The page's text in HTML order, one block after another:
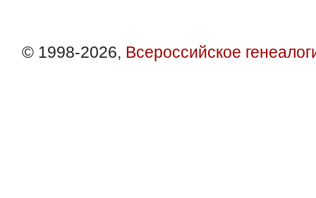
© 1998-2026, Всероссийское